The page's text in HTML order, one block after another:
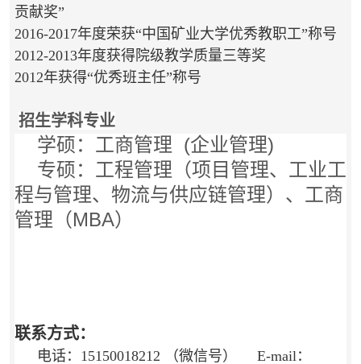
贡献奖”
2016-2017年度荣获“中国矿业大学优秀教职工”称号
2012-2013年度获得院级教学质量三等奖
2012年获得“优秀班主任”称号
招生学科专业
学硕：工商管理 (企业管理)
专硕：工程管理（项目管理、工业工
程与管理、物流与供应链管理）、工商
管理（MBA）
联系方式：
电话：15150018212 （微信号） E-mail：